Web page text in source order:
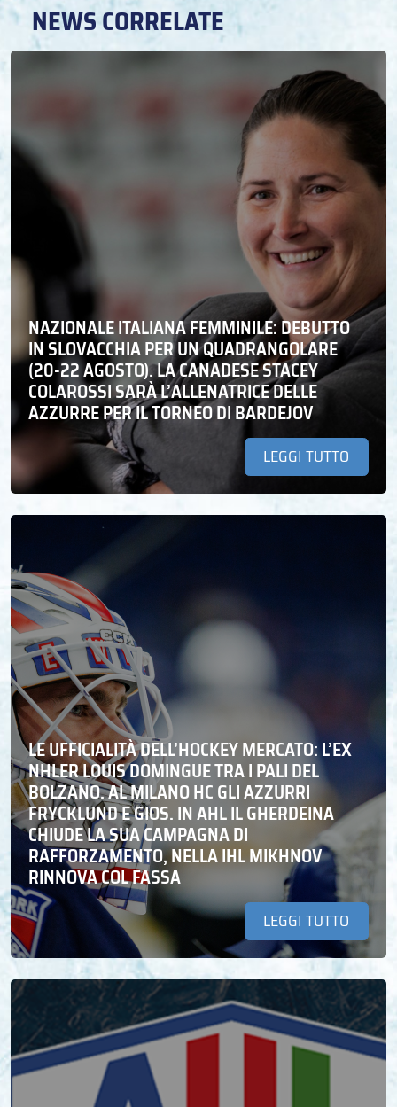
NEWS CORRELATE
NAZIONALE ITALIANA FEMMINILE: DEBUTTO
IN SLOVACCHIA PER UN QUADRANGOLARE
(20-22 AGOSTO). LA CANADESE STACEY
COLAROSSI SARÀ L’ALLENATRICE DELLE
AZZURRE PER IL TORNEO DI BARDEJOV
LEGGI TUTTO
LE UFFICIALITÀ DELL’HOCKEY MERCATO: L’EX
NHLER LOUIS DOMINGUE TRA I PALI DEL
BOLZANO. AL MILANO HC GLI AZZURRI
FRYCKLUND E GIOS. IN AHL IL GHERDEINA
CHIUDE LA SUA CAMPAGNA DI
RAFFORZAMENTO, NELLA IHL MIKHNOV
RINNOVA COL FASSA
LEGGI TUTTO